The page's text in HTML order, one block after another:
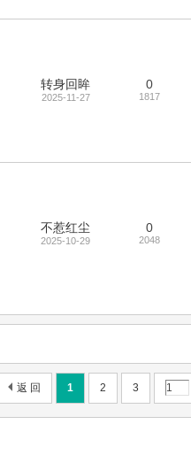
转身回眸
2025-11-27
0
1817
不惹红尘
2025-10-29
0
2048
1 2 3
返 回